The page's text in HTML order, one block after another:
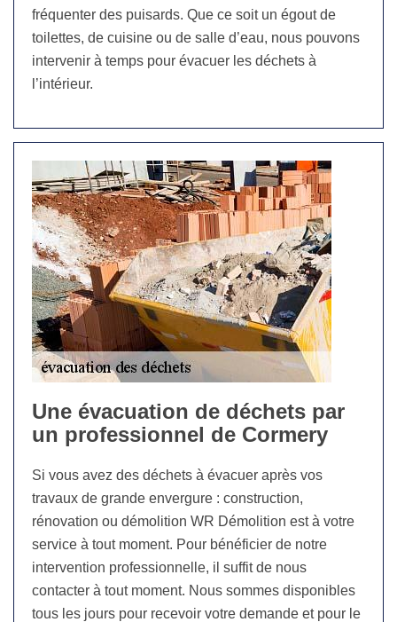
fréquenter des puisards. Que ce soit un égout de
toilettes, de cuisine ou de salle d’eau, nous pouvons
intervenir à temps pour évacuer les déchets à
l’intérieur.
Une évacuation de déchets par
un professionnel de Cormery
Si vous avez des déchets à évacuer après vos
travaux de grande envergure : construction,
rénovation ou démolition WR Démolition est à votre
service à tout moment. Pour bénéficier de notre
intervention professionnelle, il suffit de nous
contacter à tout moment. Nous sommes disponibles
tous les jours pour recevoir votre demande et pour le